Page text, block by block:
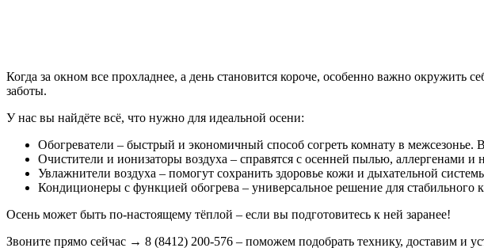
Когда за окном все прохладнее, а день становится короче, особенно важно окружить
заботы.
У нас вы найдёте всё, что нужно для идеальной осени:
Обогреватели – быстрый и экономичный способ согреть комнату в
Очистители и ионизаторы воздуха – справятся с осенней пылью, аллергенами и
Увлажнители воздуха – помогут сохранить здоровье кожи и дыхательной
Кондиционеры с функцией обогрева – универсальное решение для стабильного
Осень может быть по-настоящему тёплой – если вы подготовитесь к ней заранее!
Звоните прямо сейчас → 8 (8412) 200-576 – поможем подобрать технику, доставим и